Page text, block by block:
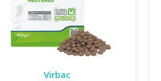
Virbac